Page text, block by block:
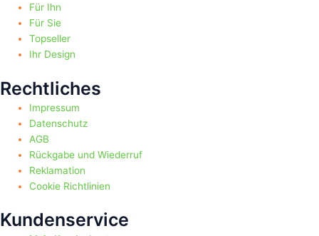
Für Ihn
Für Sie
Topseller
Ihr Design
Rechtliches
Impressum
Datenschutz
AGB
Rückgabe und Wiederruf
Reklamation
Cookie Richtlinien
Kundenservice